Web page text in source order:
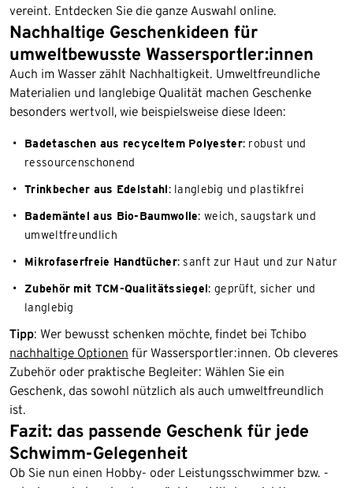
vereint. Entdecken Sie die ganze Auswahl online.
Nachhaltige Geschenkideen für
umweltbewusste Wassersportler:innen
Auch im Wasser zählt Nachhaltigkeit. Umweltfreundliche
Materialien und langlebige Qualität machen Geschenke
besonders wertvoll, wie beispielsweise diese Ideen:
Badetaschen aus recyceltem Polyester: robust und
ressourcenschonend
Trinkbecher aus Edelstahl: langlebig und plastikfrei
Bademäntel aus Bio-Baumwolle: weich, saugstark und
umweltfreundlich
Mikrofaserfreie Handtücher: sanft zur Haut und zur Natur
Zubehör mit TCM-Qualitätssiegel: geprüft, sicher und
langlebig
Tipp: Wer bewusst schenken möchte, findet bei Tchibo
nachhaltige Optionen für Wassersportler:innen. Ob cleveres
Zubehör oder praktische Begleiter: Wählen Sie ein
Geschenk, das sowohl nützlich als auch umweltfreundlich
ist.
Fazit: das passende Geschenk für jede
Schwimm-Gelegenheit
Ob Sie nun einen Hobby- oder Leistungsschwimmer bzw. -